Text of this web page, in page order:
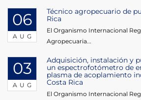
06
AUG
Técnico agropecuario de
Rica
El Organismo Internacional
Agropecuaria...
03
AUG
Adquisición, instalación y
un espectrofotómetro de
plasma de acoplamiento
Costa Rica
El Organismo Internacional